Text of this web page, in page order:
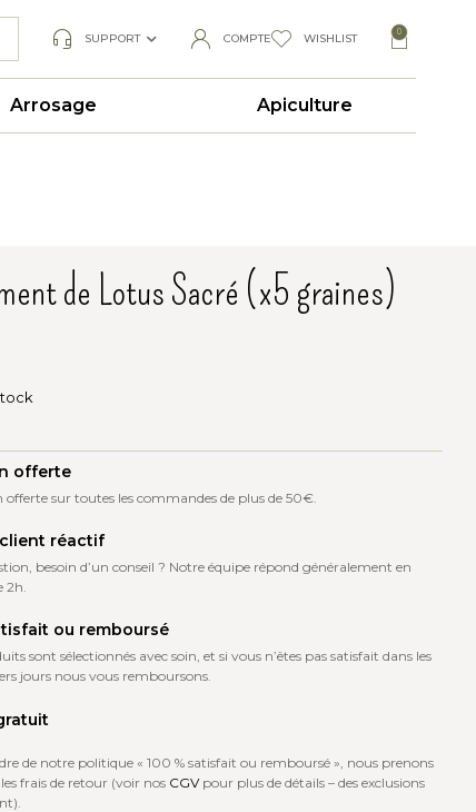
SUPPORT COMPTE WISHLIST 0
Arrosage Apiculture
de Lotus Sacré (x5 graines)
offerte
offerte sur toutes les commandes de plus de 50€.
réactif
besoin d’un conseil ? Notre équipe répond généralement en
2h.
ou remboursé
sont sélectionnés avec soin, et si vous n’êtes pas satisfait dans les
jours nous vous remboursons.
de notre politique « 100 % satisfait ou remboursé », nous prenons
frais de retour (voir nos CGVpour plus de détails – des exclusions